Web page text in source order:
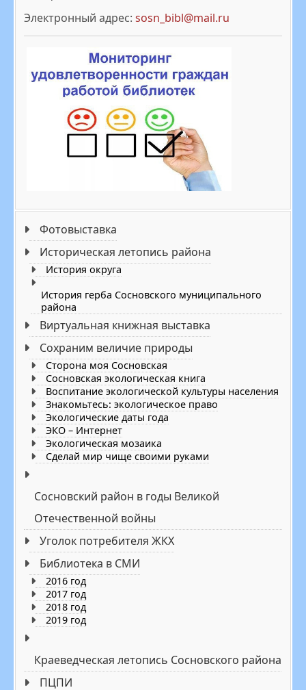
Электронный адрес:sosn_bibl@mail.ru
Фотовыставка
Историческая летопись района
История округа
История герба Сосновского муниципального
района
Виртуальная книжная выставка
Сохраним величие природы
Cторона моя Сосновская
Сосновская экологическая книга
Воспитание экологической культуры населения
Знакомьтесь: экологическое право
Экологические даты года
ЭКО – Интернет
Экологическая мозаика
Сделай мир чище своими руками
Сосновский район в годы Великой
Отечественной войны
Уголок потребителя ЖКХ
Библиотека в СМИ
2016 год
2017 год
2018 год
2019 год
Краеведческая летопись Сосновского района
ПЦПИ